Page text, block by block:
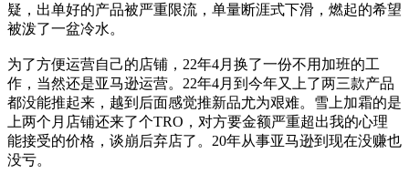
疑，出单好的产品被严重限流，单量断涯式下滑，燃起的希望
被泼了一盆冷水。
为了方便运营自己的店铺，22年4月换了一份不用加班的工
作，当然还是亚马逊运营。22年4月到今年又上了两三款产品
都没能推起来，越到后面感觉推新品尤为艰难。雪上加霜的是
上两个月店铺还来了个TRO，对方要金额严重超出我的心理
能接受的价格，谈崩后弃店了。20年从事亚马逊到现在没赚也
没亏。